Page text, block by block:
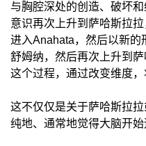
与胸腔深处的创造、破坏
意识再次上升到萨哈斯拉
进入Anahata，然后以新的
舒姆纳，然后再次上升到
这个过程，通过改变维度，
这不仅仅是关于萨哈斯拉
纯地、通常地觉得大脑开始